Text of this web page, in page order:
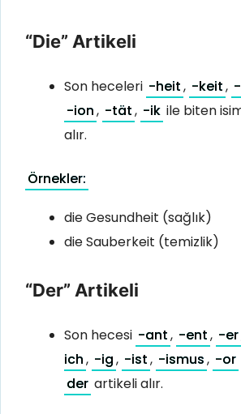
“Die” Artikeli
Son heceleri -heit, -keit,
-ion, -tät, -ik ile biten
alır.
Örnekler:
die Gesundheit (sağlık)
die Sauberkeit (temizlik)
“Der” Artikeli
Son hecesi -ant, -ent, -er
ich, -ig, -ist, -ismus, -or
der artikeli alır.